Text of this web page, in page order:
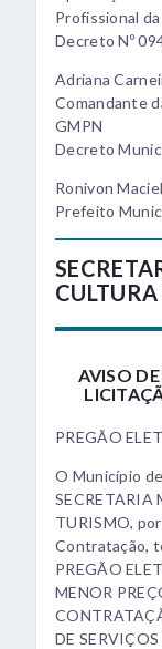
Profissional
Decreto Nº
Adriana
Comandante
GMPN
Decreto
Ronivon
Prefeito
AVISO
PREGÃO
O Município
SECRETARIA
TURISMO,
Contratação,
PREGÃO
MENOR
DE